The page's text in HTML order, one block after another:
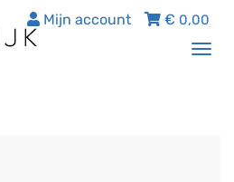
€ 0,00
Mijn account